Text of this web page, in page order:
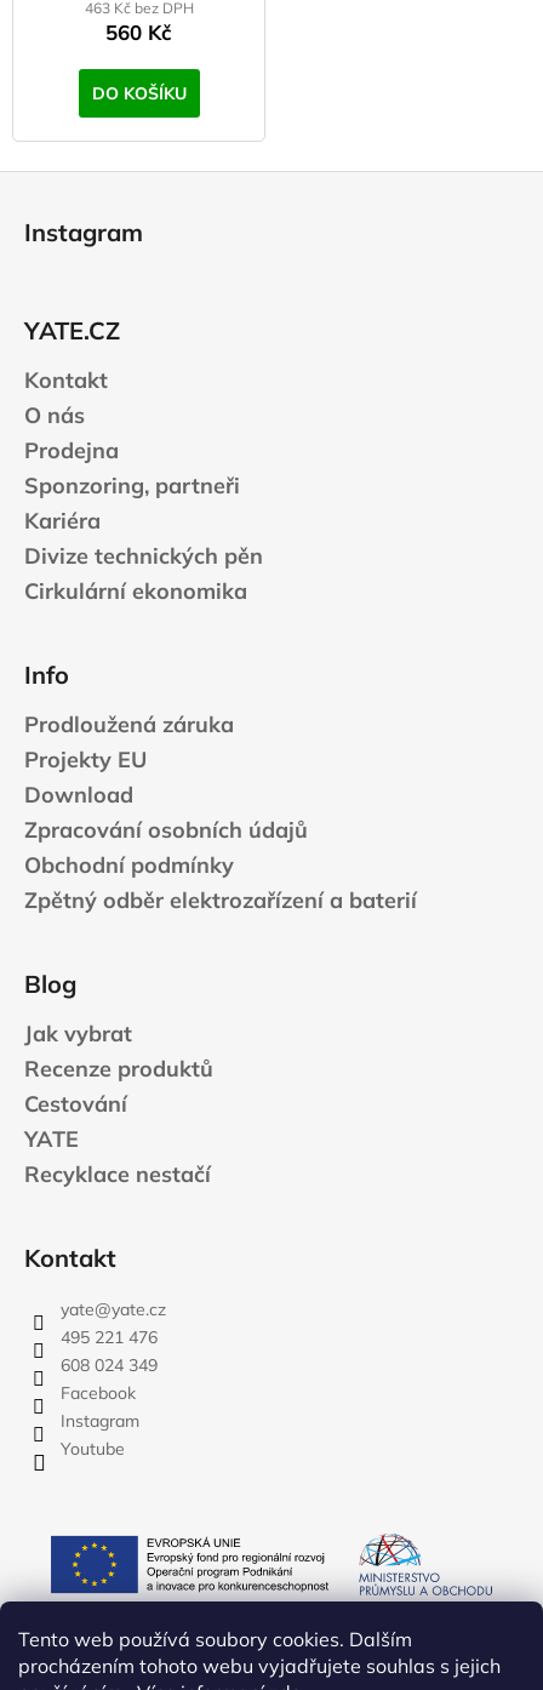
Tento web používá soubory cookies. Dalším
procházením tohoto webu vyjadřujete souhlas s jejich
463 Kč bez DPH
560 Kč
DO KOŠÍKU
Instagram
YATE.CZ
Kontakt
O nás
Prodejna
Sponzoring, partneři
Kariéra
Divize technických pěn
Cirkulární ekonomika
Info
Prodloužená záruka
Projekty EU
Download
Zpracování osobních údajů
Obchodní podmínky
Zpětný odběr elektrozařízení a baterií
Blog
Jak vybrat
Recenze produktů
Cestování
YATE
Recyklace nestačí
Kontakt
yate@yate.cz
495 221 476
608 024 349
Facebook
Instagram
Youtube